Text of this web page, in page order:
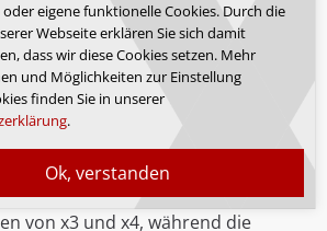
(FG Aus)
126.4
in FPS
GeForce-RTX-50-Serie ermöglicht
des Multi Frame Generation mit
von x3 und x4, während die
Ok, verstanden
oder eigene funktionelle Cookies. Durch die
Webseite erklären Sie sich damit
dass wir diese Cookies setzen. Mehr
und Möglichkeiten zur Einstellung
finden Sie in unserer
.